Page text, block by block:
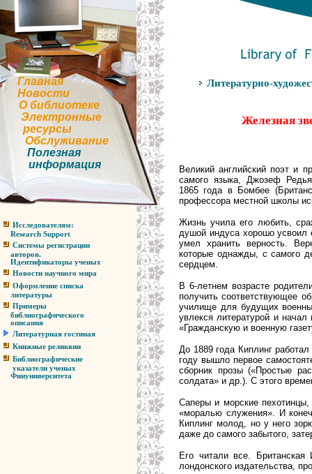
Главная
Новости
О библиотеке
Электронные
ресурсы
Обслуживание
Полезная
информация
Исследователям:
Research Support
Системы регистрации
авторов.
Идентификаторы ученых
Новости научного мира
Оформление списка
литературы
Примеры
библиографического
описания
Литературная гостиная
Книжные реликвии
Библиографические
указатели ученых
Финуниверситета
Литературно-
Железная
Великий английский поэт и
самого языка, Джозеф
1865 года в Бомбее
профессора местной школы
Жизнь учила его любить,
душой индуса хорошо
умел хранить верность.
которые однажды, с самого
сердцем.
В 6-летнем возрасте
получить соответствующее
училище для будущих
увлекся литературой и
«Гражданскую и военную
До 1889 года Киплинг
году вышло первое
сборник прозы («Простые
солдата» и др.). С этого
Саперы и морские
«моралью служения». И
Киплинг молод, но у него
даже до самого забытого,
Его читали все.
лондонского издательства,